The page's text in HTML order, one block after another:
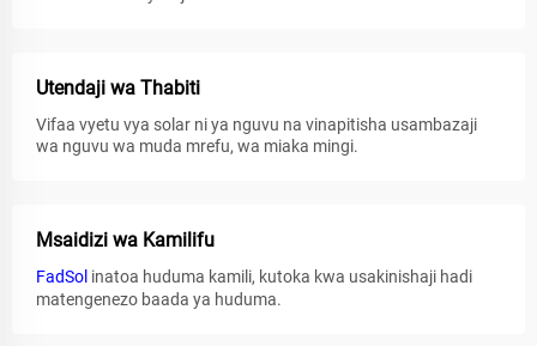
Utendaji wa Thabiti
Vifaa vyetu vya solar ni ya nguvu na vinapitisha usambazaji
wa nguvu wa muda mrefu, wa miaka mingi.
Msaidizi wa Kamilifu
FadSol inatoa huduma kamili, kutoka kwa usakinishaji hadi
matengenezo baada ya huduma.